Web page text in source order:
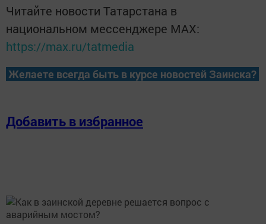
Читайте новости Татарстана в
национальном мессенджере MАХ:
https://max.ru/tatmedia
Желаете всегда быть в курсе новостей Заинска?
Добавить в избранное